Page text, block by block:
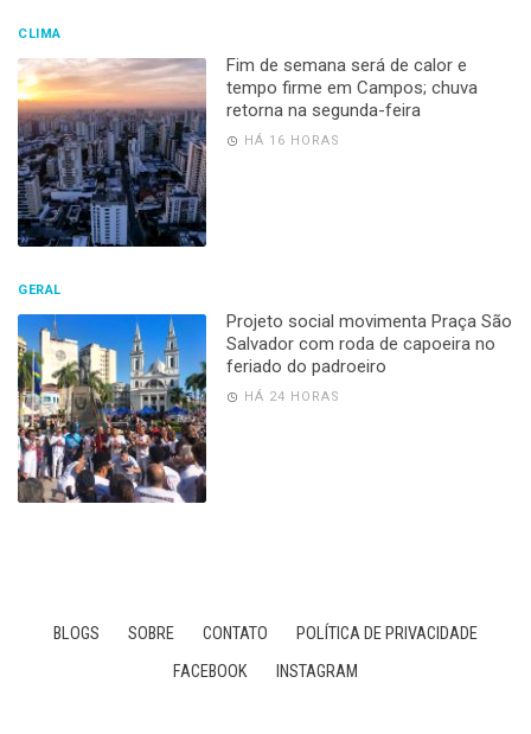
CLIMA
Fim de semana será de calor e
tempo firme em Campos; chuva
retorna na segunda-feira
HÁ 16 HORAS
GERAL
Projeto social movimenta Praça São
Salvador com roda de capoeira no
feriado do padroeiro
HÁ 24 HORAS
BLOGS SOBRE CONTATO
POLÍTICA DE PRIVACIDADE
FACEBOOK
INSTAGRAM